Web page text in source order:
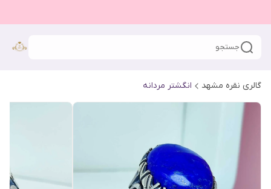
جستجو
گالری نقره مشهد انگشتر مردانه